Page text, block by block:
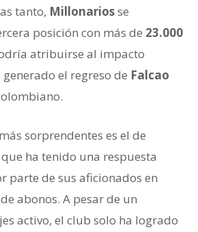
tanto, Millonariosse
posición con más de 23.000
atribuirse al impacto
el regreso de Falcao
sorprendentes es el de
que ha tenido una respuesta
parte de sus aficionados en
abonos. A pesar de un
activo, el club solo ha logrado